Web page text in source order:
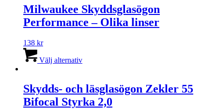
flera
varianter.
De
väljas
på
Milwaukee Skyddsglasögon
Performance – Olika linser
138 kr
Välj alternativhär
flera
varianter.
De
Skydds- och läsglasögon Zekler 55
Bifocal Styrka 2,0